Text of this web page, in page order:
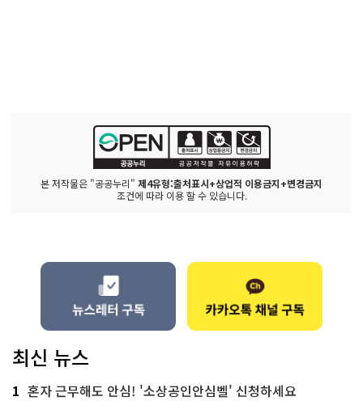
본 저작물은 "공공누리" 제4유형:출처표시+상업적 이용금지+변경금지
조건에 따라 이용 할 수 있습니다.
최신 뉴스
1 혼자 근무해도 안심! '소상공인안심벨' 신청하세요